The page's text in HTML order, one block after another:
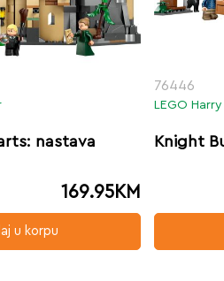
nastava
169.95KM
u korpu
76446
LEGO
Knight